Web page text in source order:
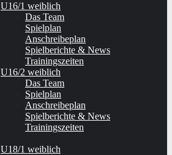
U16/1 weiblich
Das Team
Spielplan
Anschreibeplan
Spielberichte & News
Trainingszeiten
U16/2 weiblich
Das Team
Spielplan
Anschreibeplan
Spielberichte & News
Trainingszeiten
U18/1 weiblich